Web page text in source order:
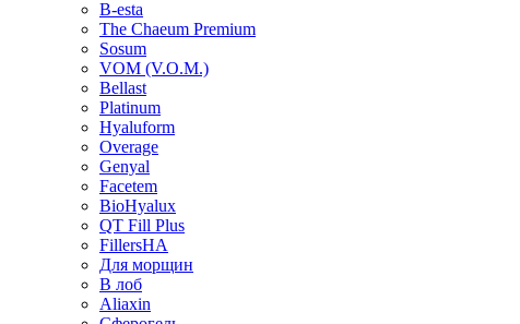
B-esta
The Chaeum Premium
Sosum
VOM (V.O.M.)
Bellast
Platinum
Hyaluform
Overage
Genyal
Facetem
BioHyalux
QT Fill Plus
FillersHA
Для морщин
В лоб
Aliaxin